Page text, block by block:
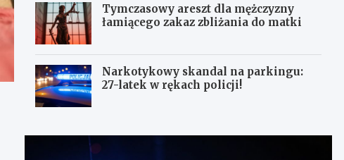
Tymczasowy areszt dla mężczyzny
łamiącego zakaz zbliżania do matki
Narkotykowy skandal na parkingu:
27-latek w rękach policji!